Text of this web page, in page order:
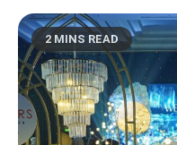
2 MINS READ